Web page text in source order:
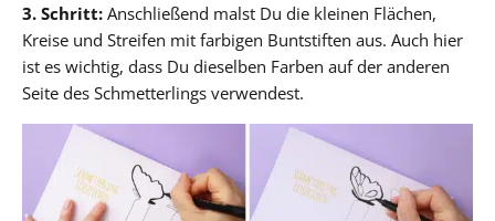
3. Schritt: Anschließend malst Du die kleinen Flächen,
Kreise und Streifen mit farbigen Buntstiften aus. Auch hier
ist es wichtig, dass Du dieselben Farben auf der anderen
Seite des Schmetterlings verwendest.